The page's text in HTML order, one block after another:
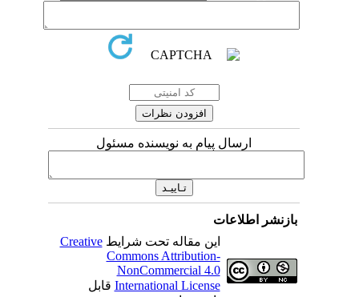
ارسال پیام به نویسنده مسئول
بازنشر اطلاعات
این مقاله تحت شرایطCreative
Commons Attribution-
NonCommercial 4.0
International Licenseقابل